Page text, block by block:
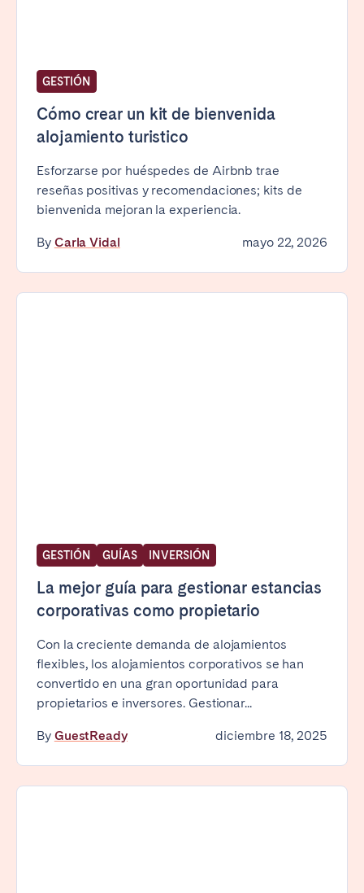
GESTIÓN
Cómo crear un kit de bienvenida
alojamiento turistico
Esforzarse por huéspedes de Airbnb trae
reseñas positivas y recomendaciones; kits de
bienvenida mejoran la experiencia.
By Carla Vidal mayo 22, 2026
GESTIÓN GUÍAS INVERSIÓN
La mejor guía para gestionar estancias
corporativas como propietario
Con la creciente demanda de alojamientos
flexibles, los alojamientos corporativos se han
convertido en una gran oportunidad para
propietarios e inversores. Gestionar...
By GuestReady diciembre 18, 2025